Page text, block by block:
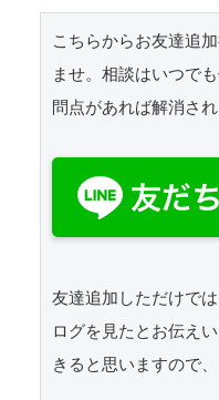
こちらからお友達追
ませ。相談はいつで
問点があれば解消さ
友達追加しただけで
ログを見たとお伝え
きると思いますので